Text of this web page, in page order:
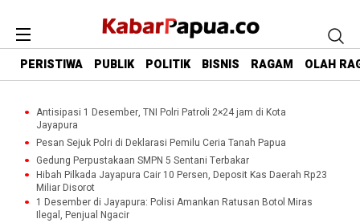
PERISTIWA PUBLIK POLITIK BISNIS RAGAM OLAH
Antisipasi 1 Desember, TNI Polri Patroli 2×24 jam di Kota
Jayapura
Pesan Sejuk Polri di Deklarasi Pemilu Ceria Tanah Papua
Gedung Perpustakaan SMPN 5 Sentani Terbakar
Hibah Pilkada Jayapura Cair 10 Persen, Deposit Kas Daerah Rp23
Miliar Disorot
1 Desember di Jayapura: Polisi Amankan Ratusan Botol Miras
Ilegal, Penjual Ngacir